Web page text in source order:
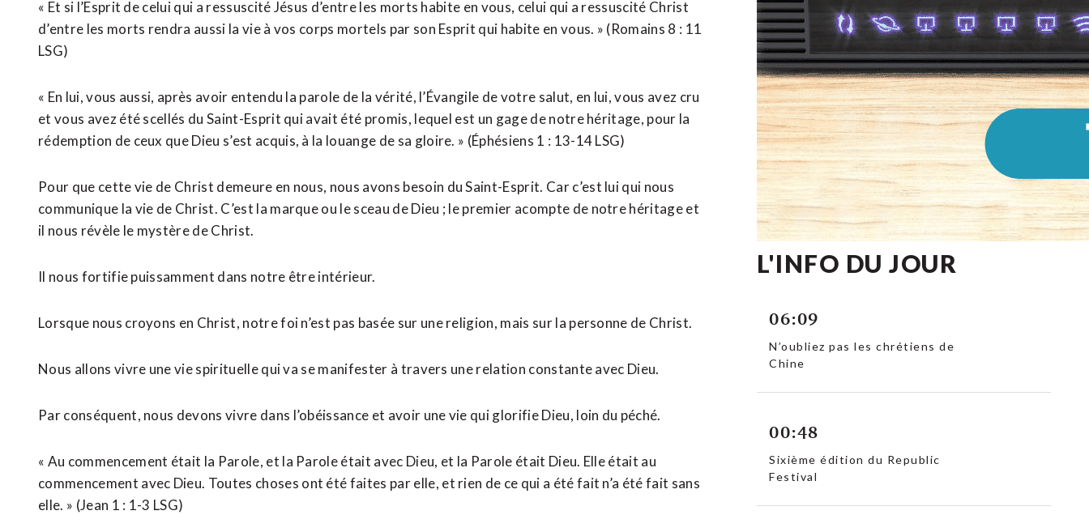
« Et si l’Esprit de celui qui a ressuscité Jésus d’entre les morts habite en vous, celui qui a ressuscité Christ
d’entre les morts rendra aussi la vie à vos corps mortels par son Esprit qui habite en vous. » (Romains‬ ‭8 ‬: ‭11‬
‭LSG‬‬)
« En lui, vous aussi, après avoir entendu la parole de la vérité, l’Évangile de votre salut, en lui, vous avez cru
et vous avez été scellés du Saint-Esprit qui avait été promis, lequel est un gage de notre héritage, pour la
rédemption de ceux que Dieu s’est acquis, à la louange de sa gloire. » (‭‭Éphésiens‬ ‭1‬ : ‭13‬-‭14‬ ‭LSG‬‬)
Pour que cette vie de Christ demeure en nous, nous avons besoin du Saint-Esprit. Car c’est lui qui nous
communique la vie de Christ. C’est la marque ou le sceau de Dieu ; le premier acompte de notre héritage et
il nous révèle le mystère de Christ.
Il nous fortifie puissamment dans notre être intérieur.
Lorsque nous croyons en Christ, notre foi n’est pas basée sur une religion, mais sur la personne de Christ.
Nous allons vivre une vie spirituelle qui va se manifester à travers une relation constante avec Dieu.
Par conséquent, nous devons vivre dans l’obéissance et avoir une vie qui glorifie Dieu, loin du péché.
« Au commencement était la Parole, et la Parole était avec Dieu, et la Parole était Dieu. Elle était au
commencement avec Dieu. Toutes choses ont été faites par elle, et rien de ce qui a été fait n’a été fait sans
elle. » (Jean‬ ‭1‬ :‭ 1‬-‭3‬ ‭LSG)‬‬
L'INFO DU JOUR
06:09
N’oubliez pas les chrétiens de
Chine
00:48
Sixième édition du Republic
Festival